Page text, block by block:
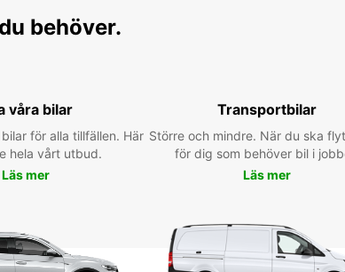
de
behöver.
våra bilar
för alla tillfällen. Här
hela vårt utbud.
Läs mer
Transportbilar
Större och mindre. När du ska
för dig som behöver bil i
Läs mer